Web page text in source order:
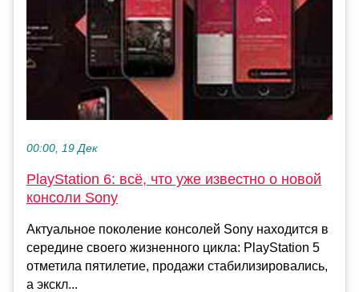
00:00, 19 Дек
PlayStation 6: всё, что уже известно о новой
консоли Sony
Актуальное поколение консолей Sony находится в
середине своего жизненного цикла: PlayStation 5
отметила пятилетие, продажи стабилизировались,
а экскл...